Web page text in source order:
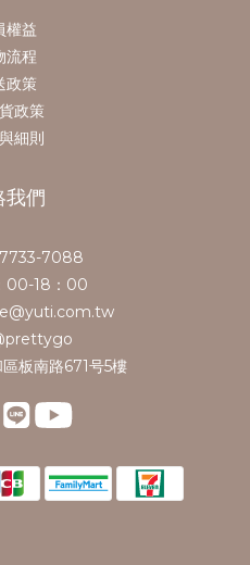
權益
流程
政策
政策
細則
我們
7088
00-18：00
板南路671号5樓